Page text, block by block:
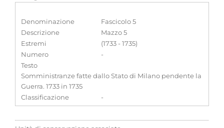
Denominazione
Fascicolo 5
Descrizione
Mazzo 5
Estremi
(1733 - 1735)
Numero
-
Testo
Somministranze fatte dallo Stato di Milano pendente la
Guerra. 1733 in 1735
Classificazione
-